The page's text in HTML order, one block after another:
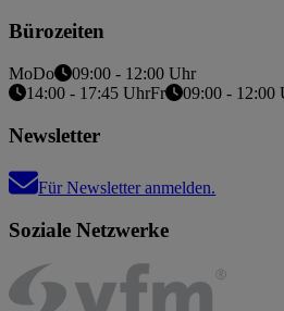
Bürozeiten
MoDo
09:00 - 12:00 Uhr
14:00 - 17:45 UhrFr 09:00 - 12:00
Newsletter
Für Newsletter anmelden.
Soziale Netzwerke